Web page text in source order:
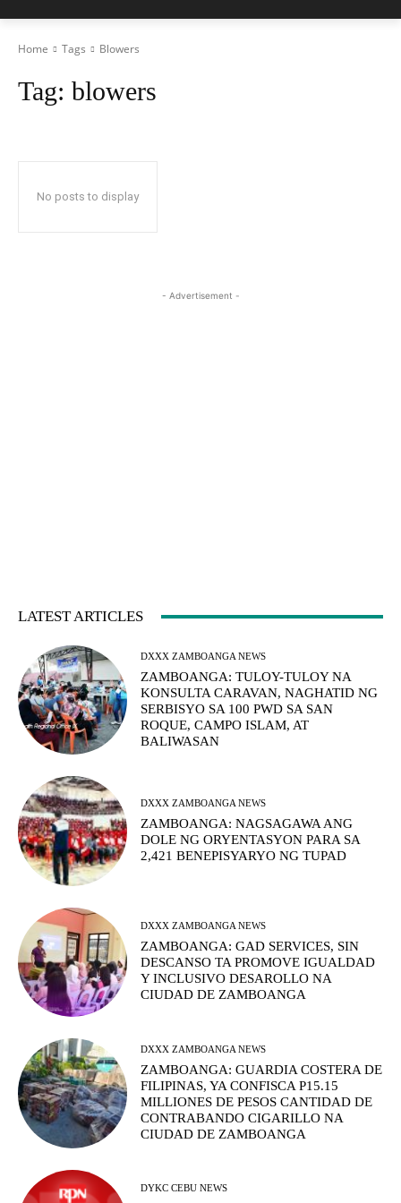
Home Tags Blowers
Tag: blowers
No posts to display
- Advertisement -
LATEST ARTICLES
DXXX ZAMBOANGA NEWS
ZAMBOANGA: TULOY-TULOY NA
KONSULTA CARAVAN, NAGHATID NG
SERBISYO SA 100 PWD SA SAN
ROQUE, CAMPO ISLAM, AT
BALIWASAN
DXXX ZAMBOANGA NEWS
ZAMBOANGA: NAGSAGAWA ANG
DOLE NG ORYENTASYON PARA SA
2,421 BENEPISYARYO NG TUPAD
DXXX ZAMBOANGA NEWS
ZAMBOANGA: GAD SERVICES, SIN
DESCANSO TA PROMOVE IGUALDAD
Y INCLUSIVO DESAROLLO NA
CIUDAD DE ZAMBOANGA
DXXX ZAMBOANGA NEWS
ZAMBOANGA: GUARDIA COSTERA DE
FILIPINAS, YA CONFISCA P15.15
MILLIONES DE PESOS CANTIDAD DE
CONTRABANDO CIGARILLO NA
CIUDAD DE ZAMBOANGA
DYKC CEBU NEWS